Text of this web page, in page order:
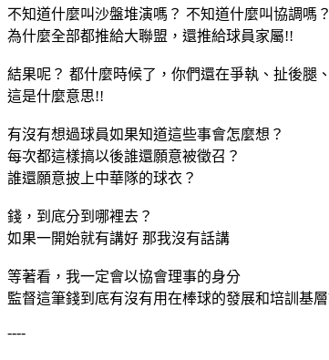
不知道什麼叫沙盤堆演嗎？ 不知道什麼叫協調嗎？
為什麼全部都推給大聯盟，還推給球員家屬!!
結果呢？ 都什麼時候了，你們還在爭執、扯後腿
這是什麼意思!!
有沒有想過球員如果知道這些事會怎麼想？
每次都這樣搞以後誰還願意被徵召？
誰還願意披上中華隊的球衣？
錢，到底分到哪裡去？
如果一開始就有講好 那我沒有話講
等著看，我一定會以協會理事的身分
監督這筆錢到底有沒有用在棒球的發展和培訓基層
----